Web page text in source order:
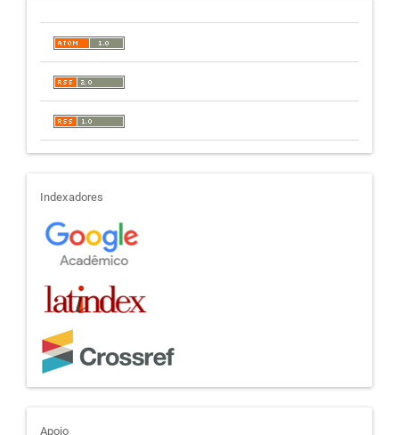
indexadores
Indexadores
Apoio